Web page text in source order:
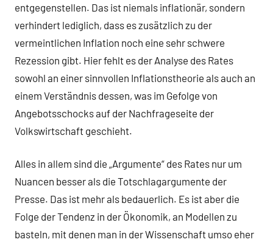
entgegenstellen. Das ist niemals inflationär, sondern
verhindert lediglich, dass es zusätzlich zu der
vermeintlichen Inflation noch eine sehr schwere
Rezession gibt. Hier fehlt es der Analyse des Rates
sowohl an einer sinnvollen Inflationstheorie als auch an
einem Verständnis dessen, was im Gefolge von
Angebotsschocks auf der Nachfrageseite der
Volkswirtschaft geschieht.
Alles in allem sind die „Argumente“ des Rates nur um
Nuancen besser als die Totschlagargumente der
Presse. Das ist mehr als bedauerlich. Es ist aber die
Folge der Tendenz in der Ökonomik, an Modellen zu
basteln, mit denen man in der Wissenschaft umso eher